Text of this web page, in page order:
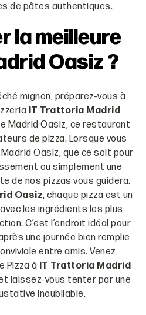
de pâtes authentiques.
la meilleure
Oasiz ?
mignon, préparez-vous à
IT Trattoria Madrid
Madrid Oasiz, ce restaurant
de pizza. Lorsque vous
Oasiz, que ce soit pour
ou simplement une
de nos pizzas vous guidera.
Oasiz, chaque pizza est un
les ingrédients les plus
C’est l’endroit idéal pour
une journée bien remplie
entre amis. Venez
Pizza à IT Trattoria Madrid
laissez-vous tenter par une
inoubliable.